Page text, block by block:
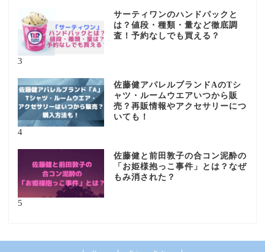
3
サーティワンのハンドパックと
は？値段・種類・量など徹底調
査！予約なしでも買える？
4
佐藤健アパレルブランドAのTシ
ャツ・ルームウエアいつから販
売？再販情報やアクセサリーにつ
いても！
5
佐藤健と前田敦子の合コン泥酔の
「お姫様抱っこ事件」とは？なぜ
もみ消された？